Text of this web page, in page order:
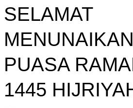
SELAMAT
PUASA
1445